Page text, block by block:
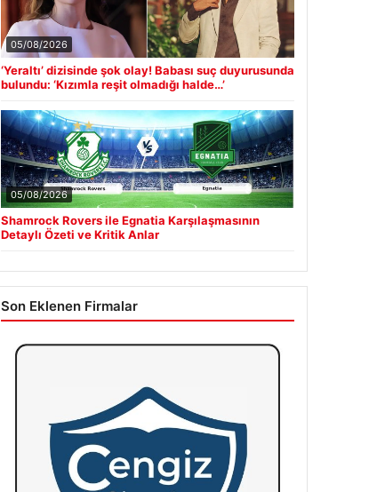
05/08/2026
‘Yeraltı’ dizisinde şok olay! Babası suç duyurusunda
bulundu: ‘Kızımla reşit olmadığı halde…’
05/08/2026
Shamrock Rovers ile Egnatia Karşılaşmasının
Detaylı Özeti ve Kritik Anlar
Son Eklenen Firmalar